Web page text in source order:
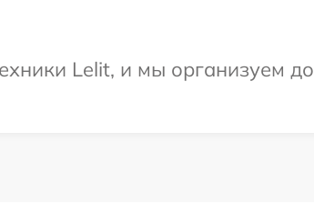
Lelit, и мы организуем